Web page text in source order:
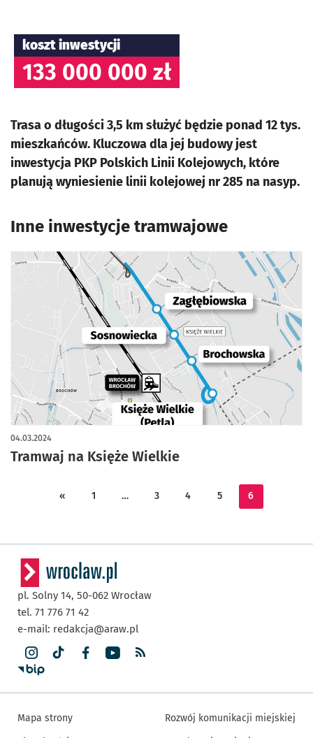
koszt inwestycji
133 000 000 zł
Trasa o długości 3,5 km służyć będzie ponad 12 tys.
mieszkańców. Kluczowa dla jej budowy jest
inwestycja PKP Polskich Linii Kolejowych, które
planują wyniesienie linii kolejowej nr 285 na nasyp.
Inne inwestycje tramwajowe
Tramwaj na Księże Wielkie
04.03.2024
« 1 … 3 4 5 6
pl. Solny 14, 50-062 Wrocław
tel. 71 776 71 42
e-mail: redakcja@araw.pl
Mapa strony
Rozwój komunikacji miejskiej